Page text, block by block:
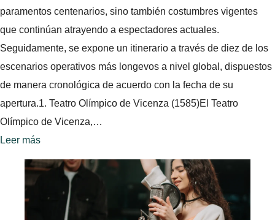
paramentos centenarios, sino también costumbres vigentes
que continúan atrayendo a espectadores actuales.
Seguidamente, se expone un itinerario a través de diez de los
escenarios operativos más longevos a nivel global, dispuestos
de manera cronológica de acuerdo con la fecha de su
apertura.1. Teatro Olímpico de Vicenza (1585)El Teatro
Olímpico de Vicenza,…
Leer más